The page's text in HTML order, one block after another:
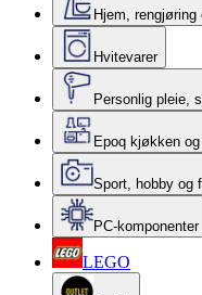
Hjem,
Hvitevarer
Personlig pleie,
Epoq kjøkken
Sport, hobby og
PC-komponenter
LEGO